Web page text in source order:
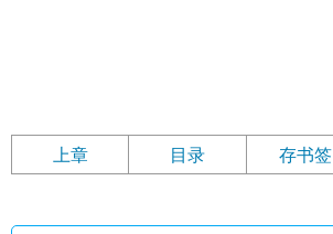
上章 目录 存书签